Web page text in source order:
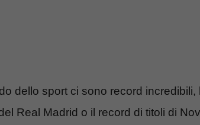
dello sport ci sono record
Real Madrid o il record di titoli di